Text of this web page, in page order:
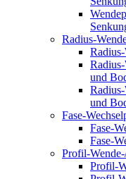
Radius-
und
und
Fase-
Fase-
Fase-
Profil-
Profil-